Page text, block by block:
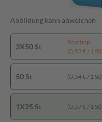
Abbildung kann abweichen
3X50 St
Spartipp
(0,53 € / 1 St)
50 St (0,54 € / 1 St)
1X25 St (0,57 € / 1 St)